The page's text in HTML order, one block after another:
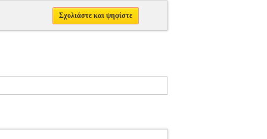
Σχολιάστε και ψηφίστε